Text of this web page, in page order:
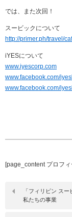
では、また次回！
スービックについて
http://primer.ph/travel/
iYESについて
www.iyescorp.com
www.facebook.com/
www.facebook.com/
[page_content プロフ
「フィリピン ス
私たちの事業